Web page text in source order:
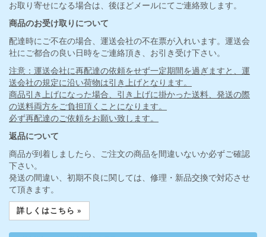
お取り寄せになる場合は、後ほどメールにてご連絡致します。
商品のお受け取りについて
配達時にご不在の場合、運送会社の不在票が入れいます。運送会
社にご都合の良い日時をご連絡頂き、お引き受け下さい。
注意：運送会社に再配達の依頼をせず一定期間を過ぎますと、運
送会社の規定に沿い荷物は引き上げとなります。
商品引き上げになった場合、引き上げに掛かった送料、発送の際
の送料両方をご負担頂くことになります。
必ず再配達のご依頼をお願い致します。
返品について
商品が到着しましたら、ご注文の商品を間違いないか必ずご確認
下さい。
発送の間違い、初期不良に関しては、修理・新品交換で対応させ
て頂きます。
詳しくはこちら »